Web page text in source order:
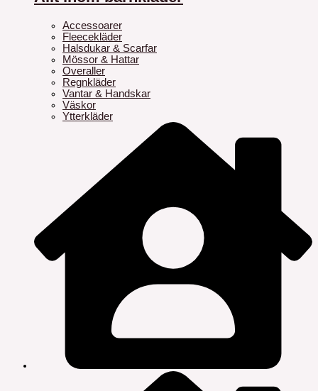
Accessoarer
Fleecekläder
Halsdukar & Scarfar
Mössor & Hattar
Overaller
Regnkläder
Vantar & Handskar
Väskor
Ytterkläder